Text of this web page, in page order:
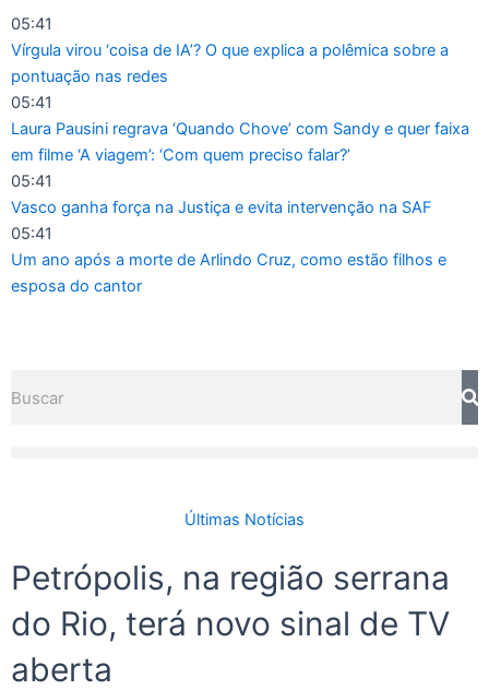
para
conteúdo
05:41
Vírgula virou ‘coisa de IA’? O que explica a polêmica sobre a
pontuação nas redes
05:41
Laura Pausini regrava ‘Quando Chove’ com Sandy e quer faixa
em filme ‘A viagem’: ‘Com quem preciso falar?’
05:41
Vasco ganha força na Justiça e evita intervenção na SAF
05:41
Um ano após a morte de Arlindo Cruz, como estão filhos e
esposa do cantor
Últimas Notícias
Petrópolis, na região serrana
do Rio, terá novo sinal de TV
aberta